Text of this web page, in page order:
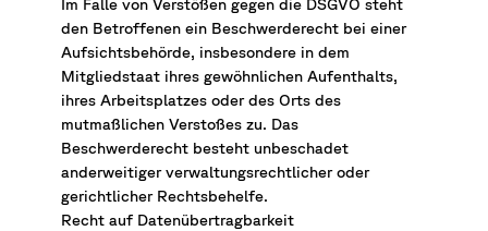
Im Falle von Verstößen gegen die DSGVO steht
den Betroffenen ein Beschwerderecht bei einer
Aufsichtsbehörde, insbesondere in dem
Mitgliedstaat ihres gewöhnlichen Aufenthalts,
ihres Arbeitsplatzes oder des Orts des
mutmaßlichen Verstoßes zu. Das
Beschwerderecht besteht unbeschadet
anderweitiger verwaltungsrechtlicher oder
gerichtlicher Rechtsbehelfe.
Recht auf Datenübertragbarkeit